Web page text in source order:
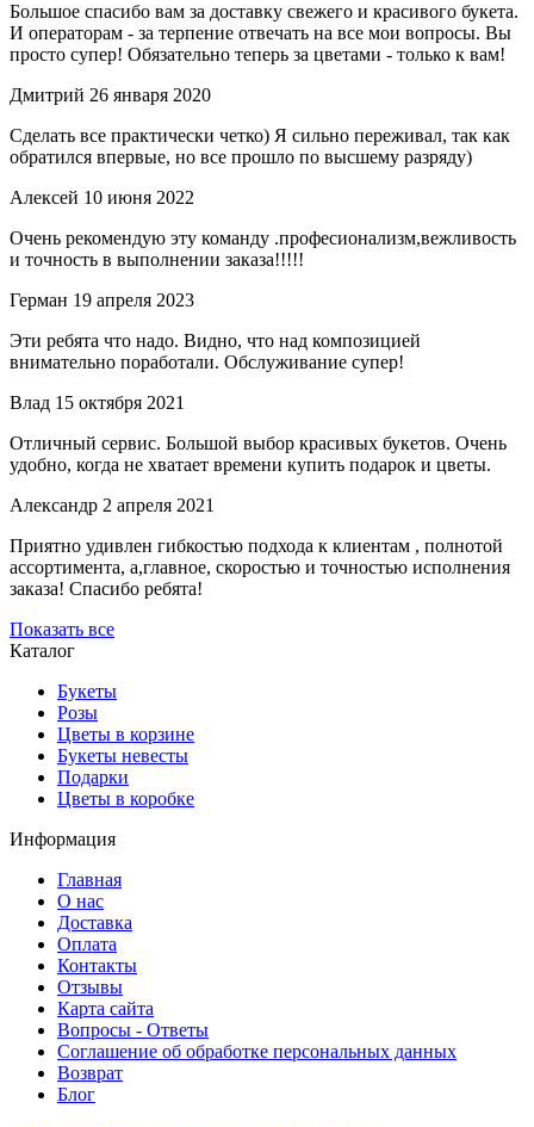
Большое спасибо вам за доставку свежего и красивого букета.
И операторам - за терпение отвечать на все мои вопросы. Вы
просто супер! Обязательно теперь за цветами - только к вам!
Дмитрий 26 января 2020
Сделать все практически четко) Я сильно переживал, так как
обратился впервые, но все прошло по высшему разряду)
Алексей 10 июня 2022
Очень рекомендую эту команду .професионализм,вежливость
и точность в выполнении заказа!!!!!
Герман 19 апреля 2023
Эти ребята что надо. Видно, что над композицией
внимательно поработали. Обслуживание супер!
Влад 15 октября 2021
Отличный сервис. Большой выбор красивых букетов. Очень
удобно, когда не хватает времени купить подарок и цветы.
Александр 2 апреля 2021
Приятно удивлен гибкостью подхода к клиентам , полнотой
ассортимента, а,главное, скоростью и точностью исполнения
заказа! Спасибо ребята!
Показать все
Каталог
Букеты
Розы
Цветы в корзине
Букеты невесты
Подарки
Цветы в коробке
Информация
Главная
О нас
Доставка
Оплата
Контакты
Отзывы
Карта сайта
Вопросы - Ответы
Соглашение об обработке персональных данных
Возврат
Блог